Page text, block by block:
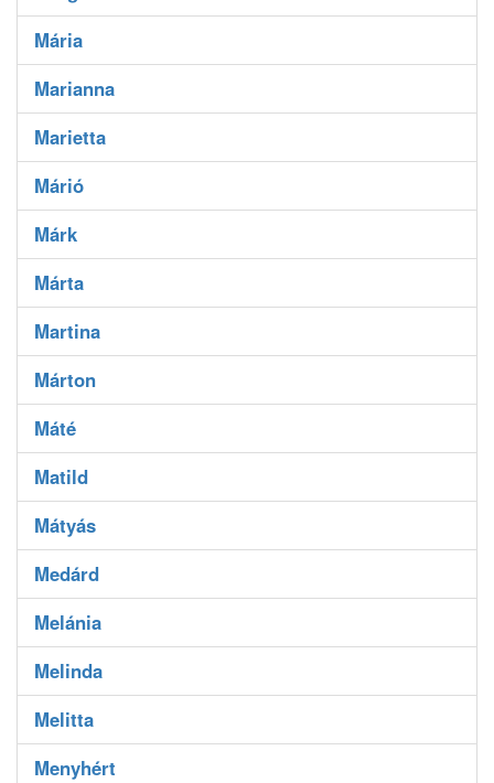
Mária
Marianna
Marietta
Márió
Márk
Márta
Martina
Márton
Máté
Matild
Mátyás
Medárd
Melánia
Melinda
Melitta
Menyhért